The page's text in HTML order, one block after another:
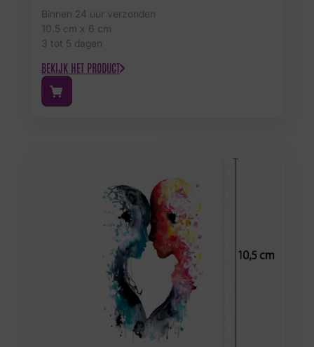
Binnen 24 uur verzonden
10.5 cm x 6 cm
3 tot 5 dagen
BEKIJK HET PRODUCT